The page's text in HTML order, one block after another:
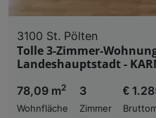
3100 St. Pölten
Tolle 3-Zimmer-
Landeshauptstadt -
78,09 m2
Wohnfläche
3
Zimmer
€